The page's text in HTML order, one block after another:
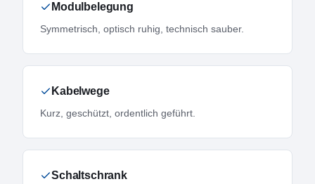
Modulbelegung
Symmetrisch, optisch ruhig, technisch sauber.
Kabelwege
Kurz, geschützt, ordentlich geführt.
Schaltschrank